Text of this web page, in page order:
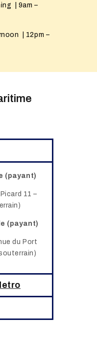
| 9am –
| 12pm –
(payant)
11 –
(payant)
du Port